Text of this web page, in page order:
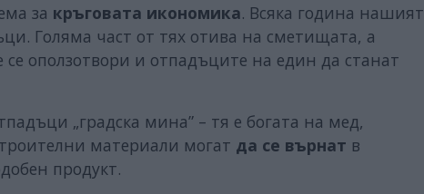
за кръговата икономика. Всяка година нашият
Голяма част от тях отива на сметищата, а
оползотвори и отпадъците на един да станат
„градска мина” – тя е богата на мед,
материали могат да се върнат в
продукт.